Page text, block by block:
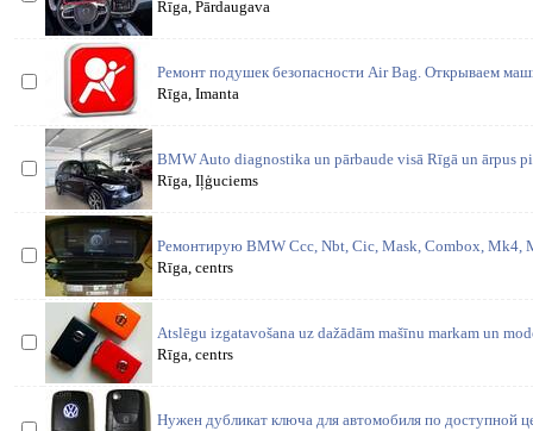
Rīga, Pārdaugava
Ремонт подушек безопасности Air Bag. Открываем
Rīga, Imanta
BMW Auto diagnostika un pārbaude visā Rīgā un ārpus
Rīga, Iļģuciems
Ремонтирую BMW Сcc, Nbt, Cic, Mask, Combox, Mk4,
Rīga, centrs
Atslēgu izgatavošana uz dažādām mašīnu markam un
Rīga, centrs
Нужен дубликат ключа для автомобиля по доступной